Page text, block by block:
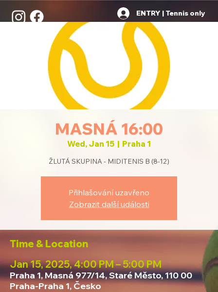
ENTRY | Tennis only
MASNÁ 16:00
Wed, Jan 15
  |
Praha 1
ŽLUTÁ SKUPINA - MIDITENIS B (8-12)
Přihlašování uzavřeno
Zobrazit další události
Time & Location
Jan 15, 2025, 4:00 PM – 5:00 PM
Praha 1, Masná 977/14, Staré Město, 110 00
Praha-Praha 1, Česko